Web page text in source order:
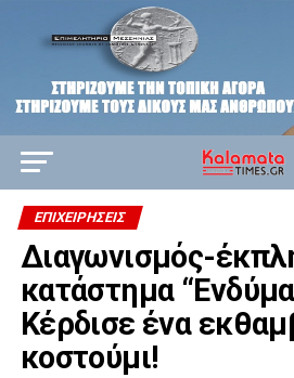
ΕΠΙΧΕΙΡΉΣΕΙΣ
Διαγωνισμός-
κατάστημα
Κέρδισε ένα
κοστούμι!